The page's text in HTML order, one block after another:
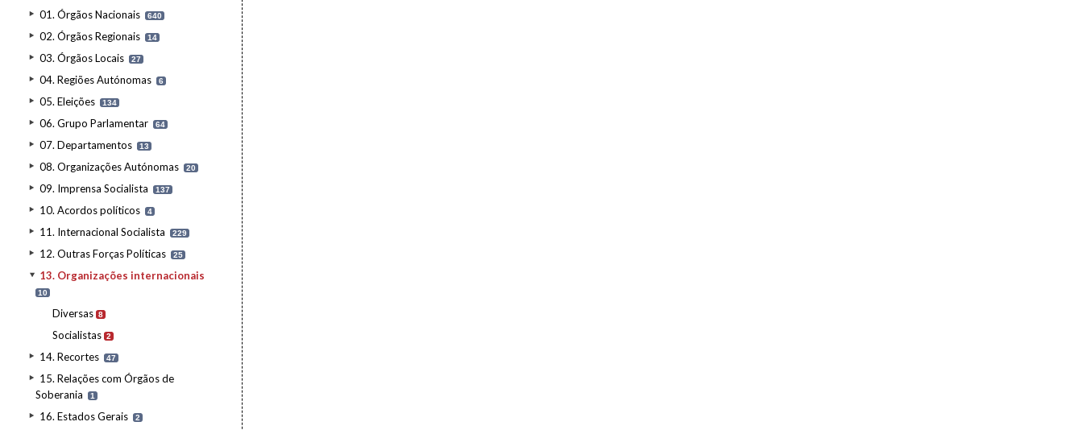
01. Órgãos Nacionais 640
02. Órgãos Regionais 14
03. Órgãos Locais 27
04. Regiões Autónomas 6
05. Eleições 134
06. Grupo Parlamentar 64
07. Departamentos 13
08. Organizações Autónomas 20
09. Imprensa Socialista 137
10. Acordos políticos 4
11. Internacional Socialista 229
12. Outras Forças Políticas 25
13. Organizações internacionais
10
Diversas 8
Socialistas 2
14. Recortes 47
15. Relações com Órgãos de
Soberania
1
16. Estados Gerais 2